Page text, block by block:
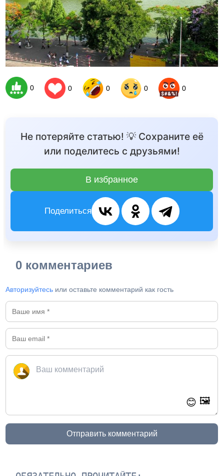
0 0 0 0 0
Не потеряйте статью! 💡 Сохраните её
или поделитесь с друзьями!
В избранное
Поделиться
0 комментариев
Авторизуйтесь или оставьте комментарий как гость
😊 🖼️
Отправить комментарий